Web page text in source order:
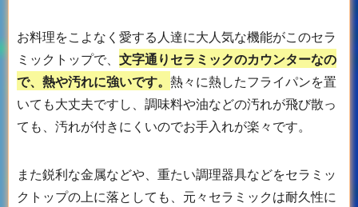
お料理をこよなく愛する人達に大人気な機能がこのセラ
ミックトップで、 文字通りセラミックのカウンターなの
で、熱や汚れに強いです。 熱々に熱したフライパンを置
いても大丈夫ですし、調味料や油などの汚れが飛び散っ
ても、汚れが付きにくいのでお手入れが楽々です。
また鋭利な金属などや、重たい調理器具などをセラミッ
クトップの上に落としても、元々セラミックは耐久性に